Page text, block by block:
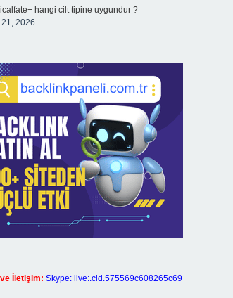
hangi cilt tipine uygundur ?
2026
İletişim: Skype: live:.cid.575569c608265c69